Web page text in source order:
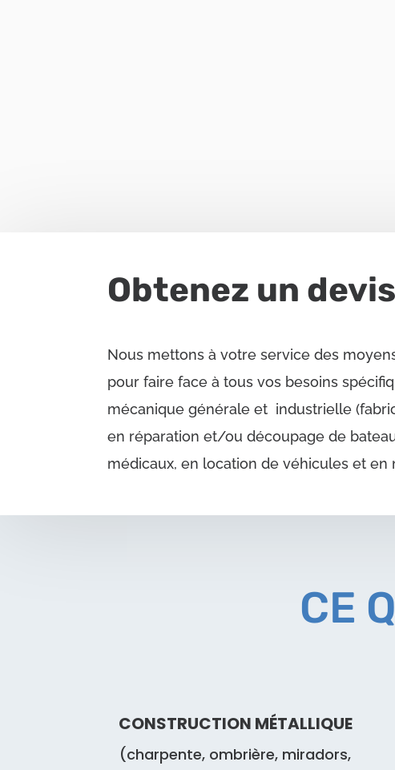
Obtenez un
Nous mettons à votre service des
pour faire face à tous vos besoins
mécanique générale et industrielle
en réparation et/ou découpage de
médicaux, en location de véhicules et en
CE
CONSTRUCTION MÉTALLIQUE
(charpente, ombrière, miradors,